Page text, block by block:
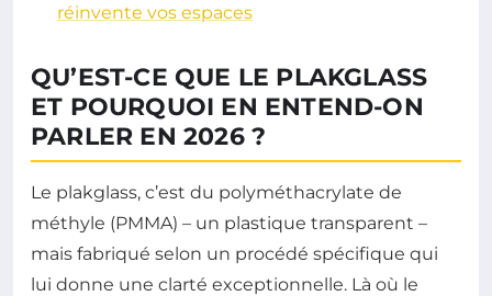
réinvente vos espaces
QU’EST-CE QUE LE PLAKGLASS
ET POURQUOI EN ENTEND-ON
PARLER EN 2026 ?
Le plakglass, c’est du polyméthacrylate de
méthyle (PMMA) – un plastique transparent –
mais fabriqué selon un procédé spécifique qui
lui donne une clarté exceptionnelle. Là où le